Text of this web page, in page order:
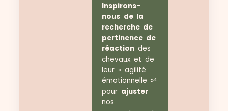
Inspirons-
nous de la
recherche de
pertinence de
réactiondes
chevaux et de
leur « agilité
émotionnelle »⁴
pour ajuster
nos